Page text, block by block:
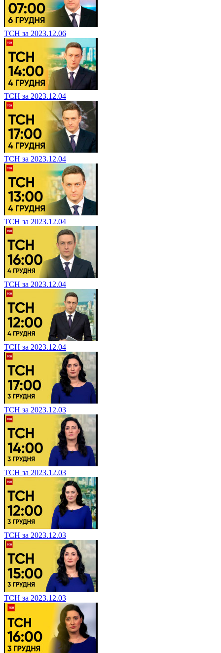
ТСН за 2023.12.06
ТСН за 2023.12.04
ТСН за 2023.12.04
ТСН за 2023.12.04
ТСН за 2023.12.04
ТСН за 2023.12.04
ТСН за 2023.12.03
ТСН за 2023.12.03
ТСН за 2023.12.03
ТСН за 2023.12.03